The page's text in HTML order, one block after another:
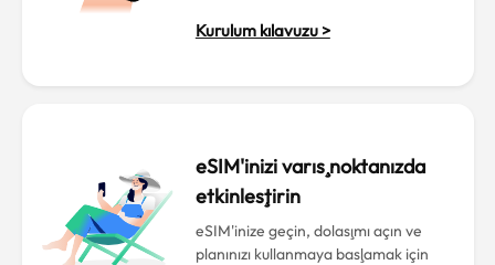
Kurulum kılavuzu >
eSIM'inizi varış noktanızda
etkinleştirin
eSIM'inize geçin, dolaşımı açın ve
planınızı kullanmaya başlamak için